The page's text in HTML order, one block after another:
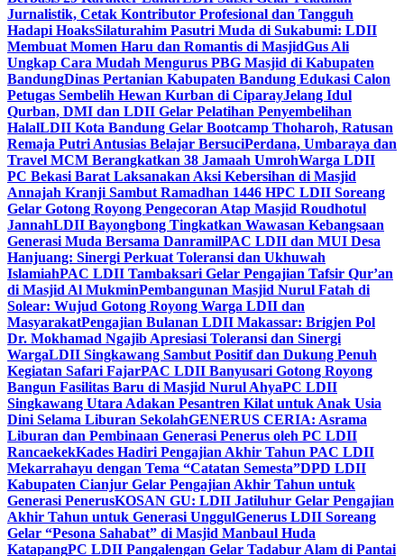
Jurnalistik, Cetak Kontributor Profesional dan Tangguh
Hadapi HoaksSilaturahim Pasutri Muda di Sukabumi: LDII
Membuat Momen Haru dan Romantis di MasjidGus Ali
Ungkap Cara Mudah Mengurus PBG Masjid di Kabupaten
BandungDinas Pertanian Kabupaten Bandung Edukasi Calon
Petugas Sembelih Hewan Kurban di CiparayJelang Idul
Qurban, DMI dan LDII Gelar Pelatihan Penyembelihan
HalalLDII Kota Bandung Gelar Bootcamp Thoharoh, Ratusan
Remaja Putri Antusias Belajar BersuciPerdana, Umbaraya dan
Travel MCM Berangkatkan 38 Jamaah UmrohWarga LDII
PC Bekasi Barat Laksanakan Aksi Kebersihan di Masjid
Annajah Kranji Sambut Ramadhan 1446 HPC LDII Soreang
Gelar Gotong Royong Pengecoran Atap Masjid Roudhotul
JannahLDII Bayongbong Tingkatkan Wawasan Kebangsaan
Generasi Muda Bersama DanramilPAC LDII dan MUI Desa
Hanjuang: Sinergi Perkuat Toleransi dan Ukhuwah
IslamiahPAC LDII Tambaksari Gelar Pengajian Tafsir Qur’an
di Masjid Al MukminPembangunan Masjid Nurul Fatah di
Solear: Wujud Gotong Royong Warga LDII dan
MasyarakatPengajian Bulanan LDII Makassar: Brigjen Pol
Dr. Mokhamad Ngajib Apresiasi Toleransi dan Sinergi
WargaLDII Singkawang Sambut Positif dan Dukung Penuh
Kegiatan Safari FajarPAC LDII Banyusari Gotong Royong
Bangun Fasilitas Baru di Masjid Nurul AhyaPC LDII
Singkawang Utara Adakan Pesantren Kilat untuk Anak Usia
Dini Selama Liburan SekolahGENERUS CERIA: Asrama
Liburan dan Pembinaan Generasi Penerus oleh PC LDII
RancaekekKades Hadiri Pengajian Akhir Tahun PAC LDII
Mekarrahayu dengan Tema “Catatan Semesta”DPD LDII
Kabupaten Cianjur Gelar Pengajian Akhir Tahun untuk
Generasi PenerusKOSAN GU: LDII Jatiluhur Gelar Pengajian
Akhir Tahun untuk Generasi UnggulGenerus LDII Soreang
Gelar “Pesona Sahabat” di Masjid Manbaul Huda
KatapangPC LDII Pangalengan Gelar Tadabur Alam di Pantai